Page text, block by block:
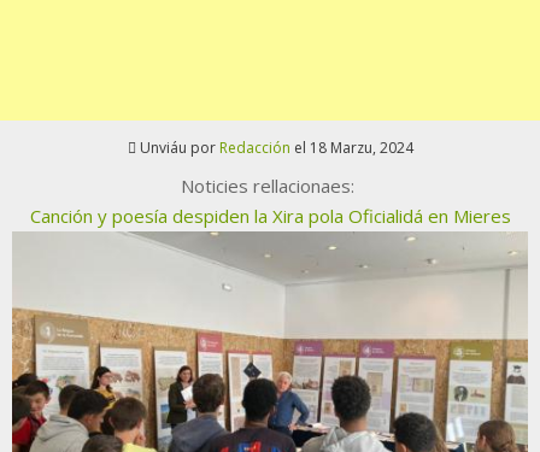
Unviáu por Redacción el 18 Marzu, 2024
Noticies rellacionaes:
Canción y poesía despiden la Xira pola Oficialidá en Mieres